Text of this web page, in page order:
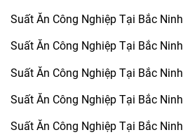
Suất Ăn Công Nghiệp Tại Bắc Ninh
Suất Ăn Công Nghiệp Tại Bắc Ninh
Suất Ăn Công Nghiệp Tại Bắc Ninh
Suất Ăn Công Nghiệp Tại Bắc Ninh
Suất Ăn Công Nghiệp Tại Bắc Ninh